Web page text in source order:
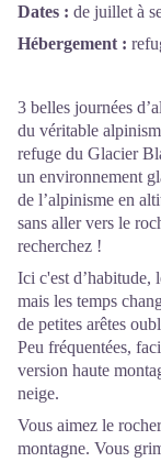
Dates : de juillet à
Hébergement :
3 belles journées
du véritable
refuge du Glacier
un environnement
de l’alpinisme en
sans aller vers le
recherchez !
Ici c'est d’habitude,
mais les temps
de petites arêtes
Peu fréquentées,
version haute
neige.
Vous aimez le
montagne. Vous